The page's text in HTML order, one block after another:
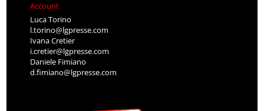
Account
Luca Torino
l.torino@lgpresse.com
Ivana Cretier
i.cretier@lgpresse.com
Daniele Fimiano
d.fimiano@lgpresse.com